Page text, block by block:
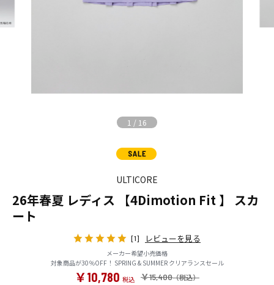
1 / 16
ULTICORE
26年春夏 レディス 【4Dimotion Fit 】 スカ
ート
[1] レビューを見る
メーカー希望小売価格
対象商品が30％OFF！ SPRING & SUMMER クリアランスセール
￥15,400
￥10,780